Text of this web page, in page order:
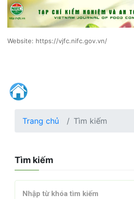
Website: https://vjfc.nifc.gov.vn/
Trang chủ Tìm kiếm
Tìm kiếm